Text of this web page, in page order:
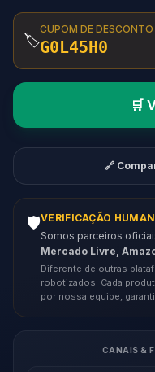
🏷️
CUPOM DE DESCONTO
G0L45H0
🛒
🔗
🛡️VERIFICAÇÃO
Somos parceiros
Mercado Livre,
Diferente de outras
robotizados. Cada
por nossa equipe,
CANAIS &